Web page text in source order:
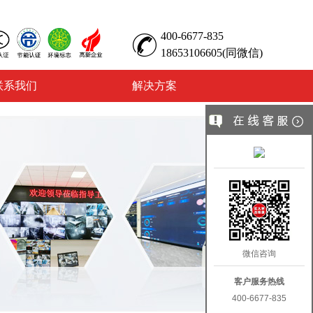
400-6677-835
18653106605(同微信)
系我们 解决方案
微信咨询
客户服务热线
400-6677-835